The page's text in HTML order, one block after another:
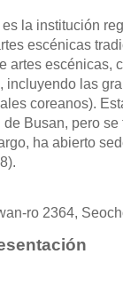
la institución
escénicas
artes escénicas,
incluyendo las
coreanos).
Busan, pero
ha abierto
ro 2364,